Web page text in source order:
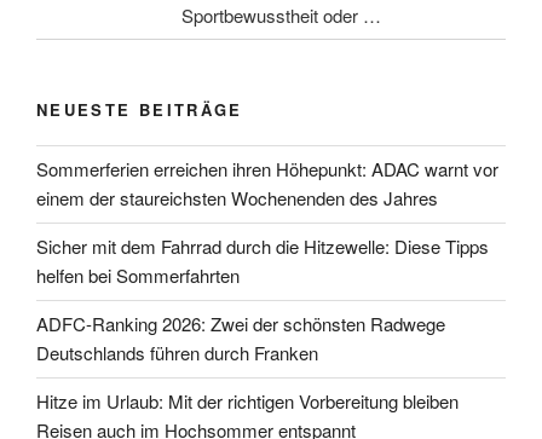
Sportbewusstheit oder …
NEUESTE BEITRÄGE
Sommerferien erreichen ihren Höhepunkt: ADAC warnt vor
einem der staureichsten Wochenenden des Jahres
Sicher mit dem Fahrrad durch die Hitzewelle: Diese Tipps
helfen bei Sommerfahrten
ADFC-Ranking 2026: Zwei der schönsten Radwege
Deutschlands führen durch Franken
Hitze im Urlaub: Mit der richtigen Vorbereitung bleiben
Reisen auch im Hochsommer entspannt